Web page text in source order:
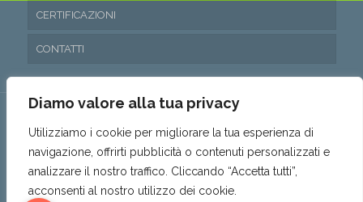
Diamo valore alla tua privacy
Utilizziamo i cookie per migliorare la tua esperienza di
navigazione, offrirti pubblicità o contenuti personalizzati e
analizzare il nostro traffico. Cliccando “Accetta tutti”,
acconsenti al nostro utilizzo dei cookie.
CERTIFICAZIONI
CONTATTI
© 2016 Ecoteam Srl. • P.IVA 03315530653 • REA: SA- 288797 •